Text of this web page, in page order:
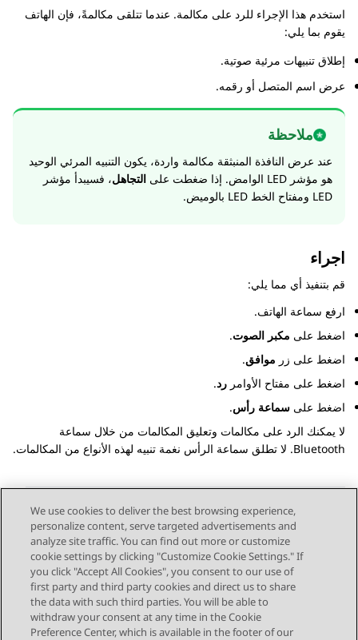
استخدم هذا الإجراء للرد على مكالمة. عندما تتلقى مكالمةً، فإن الهاتف
يقوم بما يلي:
إطلاق تنبيهات مرئية صوتية.
عرض اسم المتصل أو رقمه.
ملاحظة
عند عرض النافذة المنبثقة مكالمة واردة، يكون التنبيه المرئي الوحيد
هو مؤشر LED الوامض. إذا ضغطت على
التجاهل، فسيبدأ مؤشر
LED ومفتاح الخط LED بالوميض.
اجراء
قم بتنفيذ أي مما يلي:
ارفع سماعة الهاتف.
اضغط على مكبر الصوت.
اضغط على زر موافق.
اضغط على مفتاح الأوامر رد.
اضغط على سماعة رأس.
لا يمكنك الرد على مكالمات وتعليق المكالمات من خلال سماعة
Bluetooth. لا تطلق سماعة الرأس نغمة تنبيه لهذه الأنواع من المكالمات.
Send Feedback
Topic navigation
الموضوع السابق الموضوع التالي
We use cookies to deliver the best browsing experience,
personalize content, serve targeted advertisements and
analyze site traffic. You can find out more or customize
cookie settings by clicking "Customize Cookie Settings." If
you click "Accept All Cookies", you consent to our use of
first party and third party cookies and direct us to share
the data with such third parties. You will be able to
withdraw your consent at any time in the Cookie
Preference Center, which is available in the footer of our